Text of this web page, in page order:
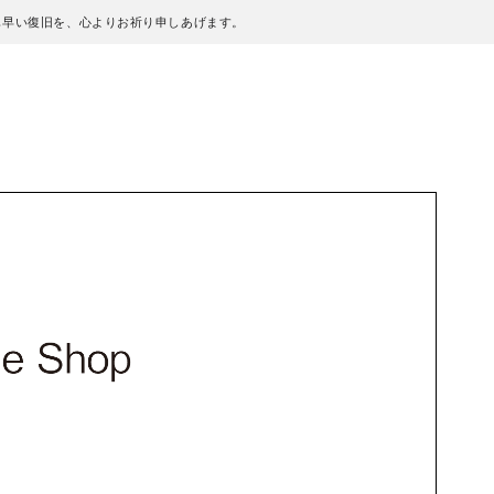
い復旧を、心よりお祈り申しあげます。